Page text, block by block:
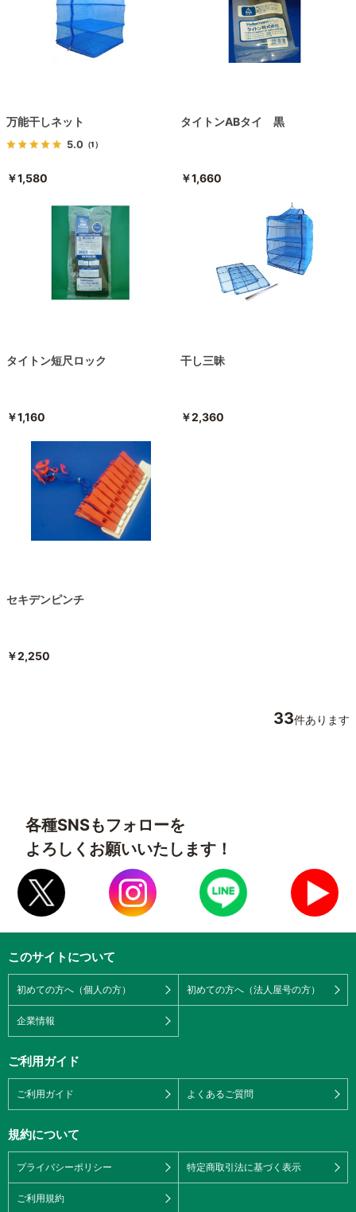
万能干しネット
5.0 （1）
￥1,580
タイトンABタイ 黒
￥1,660
タイトン短尺ロック
￥1,160
干し三昧
￥2,360
セキデンピンチ
￥2,250
33件あります
各種SNSもフォローを
よろしくお願いいたします！
このサイトについて
初めての方へ（個人の方） 初めての方へ（法人屋号の方）
企業情報
ご利用ガイド
ご利用ガイド よくあるご質問
規約について
プライバシーポリシー 特定商取引法に基づく表示
ご利用規約